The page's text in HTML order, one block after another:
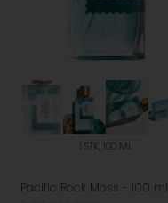
1 STK, 100 ML
Pacific Rock Moss - 100 ml